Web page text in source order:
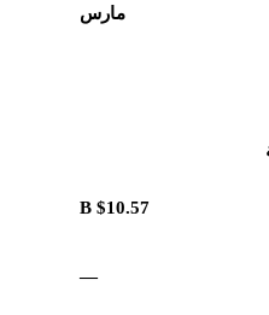
مارس
$10.57 B
—